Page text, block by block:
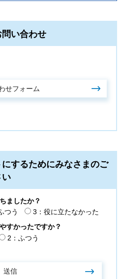
い合わせ
するためにみなさまのご
い
ましたか？
つう
3：役に立たなかった
すかったですか？
2：ふつう